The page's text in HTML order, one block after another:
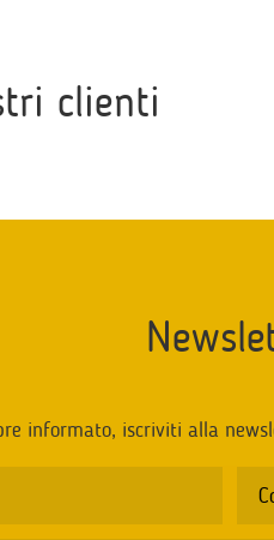
clienti
informato, iscriviti alla